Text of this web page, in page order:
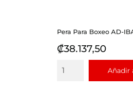
Pera Para Boxeo AD-
Precio
₡38.137,50
Añadir